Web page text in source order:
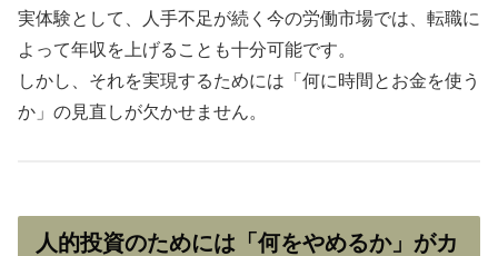
実体験として、人手不足が続く今の労働市場では、転職に
よって年収を上げることも十分可能です。
しかし、それを実現するためには「何に時間とお金を使う
か」の見直しが欠かせません。
人的投資のためには「何をやめるか」がカ